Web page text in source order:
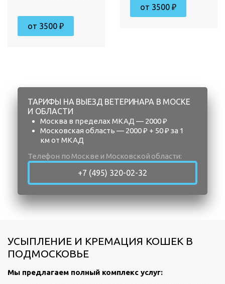
от 3500 ₽
от 3500 ₽
ТАРИФЫ НА ВЫЕЗД ВЕТЕРИНАРА В МОСКЕ
И ОБЛАСТИ
Москва в пределах МКАД — 2000 ₽
Московская область — 2000 ₽ + 50 ₽ за 1
км от МКАД
Телефон по Москве и Московской области:
+7 (495) 320-02-32
УСЫПЛЕНИЕ И КРЕМАЦИЯ КОШЕК В
ПОДМОСКОВЬЕ
Мы предлагаем полный комплекс услуг: